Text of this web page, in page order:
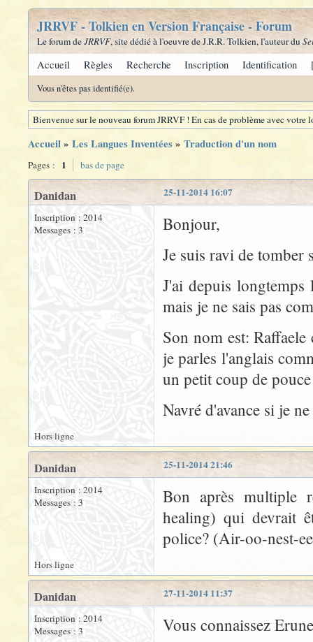
JRRVF - Tolkien en Version Française - Forum
Le forum deJRRVF, site dédié à l'oeuvre de J.R.R. Tolkien, l'auteur du
Accueil Règles Recherche Inscription Identification
Vous n'êtes pas identifié(e).
Bienvenue sur le nouveau forum JRRVF ! En cas de problème avec
Accueil» Les Langues Inventées» Traduction d'un nom
Pages : 1 bas de page
25-11-2014 16:07
Danidan
Inscription : 2014
Messages : 3
Bonjour,
Je suis ravi de tomber
J'ai depuis
mais je ne sais pas
Son nom est:
je parles l'anglais
un petit coup de
Navré d'avance si je
Hors ligne
25-11-2014 21:46
Danidan
Inscription : 2014
Messages : 3
Bon après multiple
healing) qui devrait
police? (Air-oo-nest-
Hors ligne
27-11-2014 11:37
Danidan
Inscription : 2014
Messages : 3
Vous connaissez